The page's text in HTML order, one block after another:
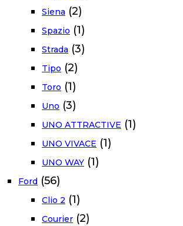
Siena (2)
Spazio (1)
Strada (3)
Tipo (2)
Toro (1)
Uno (3)
UNO ATTRACTIVE (1)
UNO VIVACE (1)
UNO WAY (1)
Ford (56)
Clio 2 (1)
Courier (2)